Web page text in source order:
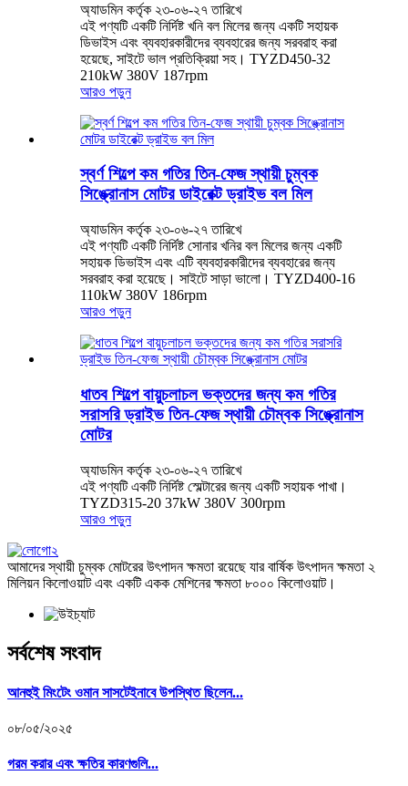
অ্যাডমিন কর্তৃক ২৩-০৬-২৭ তারিখে
এই পণ্যটি একটি নির্দিষ্ট খনি বল মিলের জন্য একটি সহায়ক
ডিভাইস এবং ব্যবহারকারীদের ব্যবহারের জন্য সরবরাহ করা
হয়েছে, সাইটে ভাল প্রতিক্রিয়া সহ। TYZD450-32
210kW 380V 187rpm
আরও পড়ুন
স্বর্ণ শিল্পে কম গতির তিন-ফেজ স্থায়ী চুম্বক
সিঙ্ক্রোনাস মোটর ডাইরেক্ট ড্রাইভ বল মিল
অ্যাডমিন কর্তৃক ২৩-০৬-২৭ তারিখে
এই পণ্যটি একটি নির্দিষ্ট সোনার খনির বল মিলের জন্য একটি
সহায়ক ডিভাইস এবং এটি ব্যবহারকারীদের ব্যবহারের জন্য
সরবরাহ করা হয়েছে। সাইটে সাড়া ভালো। TYZD400-16
110kW 380V 186rpm
আরও পড়ুন
ধাতব শিল্পে বায়ুচলাচল ভক্তদের জন্য কম গতির
সরাসরি ড্রাইভ তিন-ফেজ স্থায়ী চৌম্বক সিঙ্ক্রোনাস
মোটর
অ্যাডমিন কর্তৃক ২৩-০৬-২৭ তারিখে
এই পণ্যটি একটি নির্দিষ্ট স্মেল্টারের জন্য একটি সহায়ক পাখা।
TYZD315-20 37kW 380V 300rpm
আরও পড়ুন
আমাদের স্থায়ী চুম্বক মোটরের উৎপাদন ক্ষমতা রয়েছে যার বার্ষিক উৎপাদন ক্ষমতা ২
মিলিয়ন কিলোওয়াট এবং একটি একক মেশিনের ক্ষমতা ৮০০০ কিলোওয়াট।
সর্বশেষ সংবাদ
আনহুই মিংটেং ওমান সাসটেইনাবে উপস্থিত ছিলেন...
০৮/০৫/২০২৫
গরম করার এবং ক্ষতির কারণগুলি...